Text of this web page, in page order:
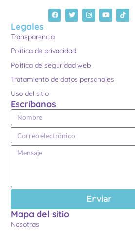
Legales
Transparencia
Política de privacidad
Política de seguridad web
Tratamiento de datos personales
Uso del sitio
Escríbanos
Enviar
Mapa del sitio
Nosotras